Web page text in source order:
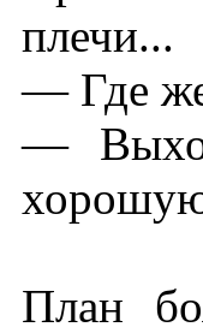
плечи...
— Где
—
План